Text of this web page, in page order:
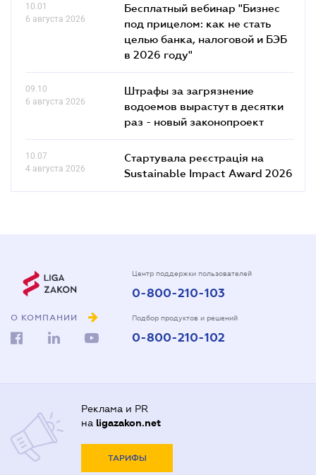
10.01
6 августа 2026
Бесплатный вебинар "Бизнес
под прицелом: как не стать
целью банка, налоговой и БЭБ
в 2026 году"
09.10
6 августа 2026
Штрафы за загрязнение
водоемов вырастут в десятки
раз - новый законопроект
10.07
4 августа 2026
Стартувала реєстрація на
Sustainable Impact Award 2026
О КОМПАНИИ
Центр поддержки пользователей
0-800-210-103
Подбор продуктов и решений
0-800-210-102
Реклама и PR
на ligazakon.net
ТАРИФЫ